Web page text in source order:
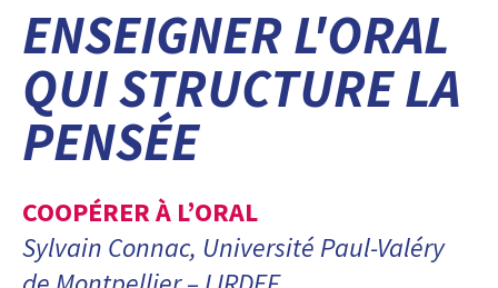
ENSEIGNER L'ORAL
QUI STRUCTURE LA
PENSÉE
COOPÉRER À L’ORAL
Sylvain Connac, Université Paul-Valéry